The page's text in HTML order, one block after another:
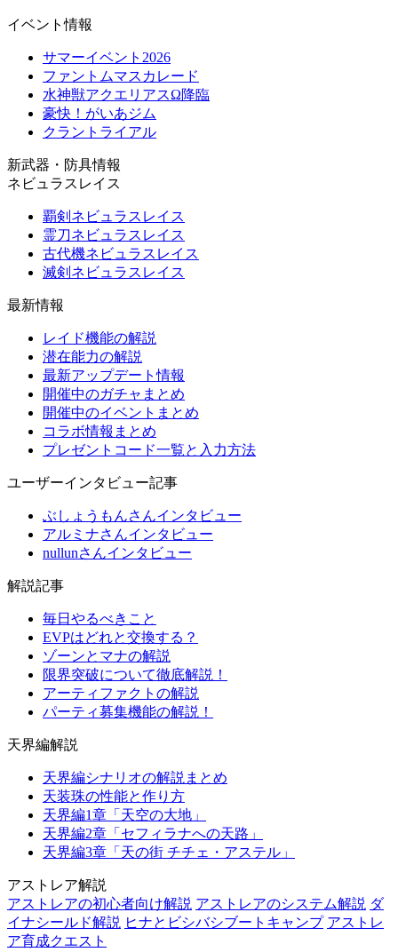
イベント情報
サマーイベント2026
ファントムマスカレード
水神獣アクエリアスΩ降臨
豪快！がいあジム
クラントライアル
新武器・防具情報
ネビュラスレイス
覇剣ネビュラスレイス
霊刀ネビュラスレイス
古代機ネビュラスレイス
滅剣ネビュラスレイス
最新情報
レイド機能の解説
潜在能力の解説
最新アップデート情報
開催中のガチャまとめ
開催中のイベントまとめ
コラボ情報まとめ
プレゼントコード一覧と入力方法
ユーザーインタビュー記事
ぶしょうもんさんインタビュー
アルミナさんインタビュー
nullunさんインタビュー
解説記事
毎日やるべきこと
EVPはどれと交換する？
ゾーンとマナの解説
限界突破について徹底解説！
アーティファクトの解説
パーティ募集機能の解説！
天界編解説
天界編シナリオの解説まとめ
天装珠の性能と作り方
天界編1章「天空の大地」
天界編2章「セフィラナへの天路」
天界編3章「天の街 チチェ・アステル」
アストレア解説
アストレアの初心者向け解説 アストレアのシステム解説 ダ
イナシールド解説 ヒナとビシバシブートキャンプ アストレ
ア育成クエスト